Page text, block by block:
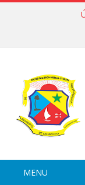
MENU